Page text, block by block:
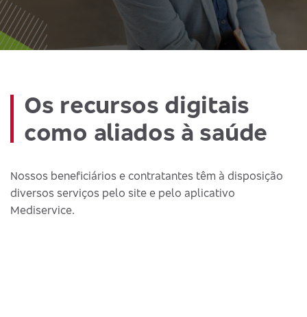
Os recursos digitais
como aliados à saúde
Nossos beneficiários e contratantes têm à disposição
diversos serviços pelo site e pelo aplicativo
Mediservice.